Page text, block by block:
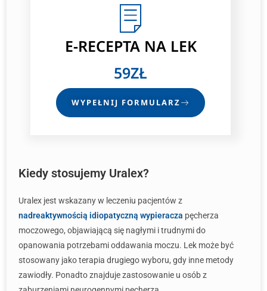
E-RECEPTANA LEK
59ZŁ
WYPEŁNIJ FORMULARZ
Kiedy stosujemy Uralex?
Uralex jest wskazany w leczeniu pacjentów z
nadreaktywnością idiopatyczną wypieracza pęcherza
moczowego, objawiającą się nagłymi i trudnymi do
opanowania potrzebami oddawania moczu. Lek może być
stosowany jako terapia drugiego wyboru, gdy inne metody
zawiodły. Ponadto znajduje zastosowanie u osób z